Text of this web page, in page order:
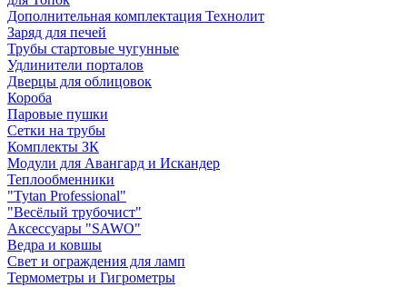
Дополнительная комплектация Технолит
Заряд для печей
Трубы стартовые чугунные
Удлинители порталов
Дверцы для облицовок
Короба
Паровые пушки
Сетки на трубы
Комплекты ЗК
Модули для Авангард и Искандер
Теплообменники
"Tytan Professional"
"Весёлый трубочист"
Аксессуары "SAWO"
Ведра и ковшы
Свет и ограждения для ламп
Термометры и Гигрометры